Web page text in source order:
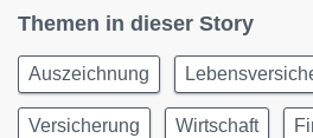
Themen in dieser Story
Auszeichnung
Versicherung Wirtschaft